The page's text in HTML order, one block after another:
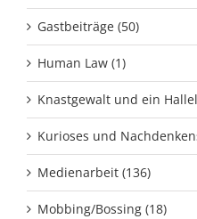
Gastbeiträge (50)
Human Law (1)
Knastgewalt und ein
Kurioses und
Medienarbeit (136)
Mobbing/Bossing (18)